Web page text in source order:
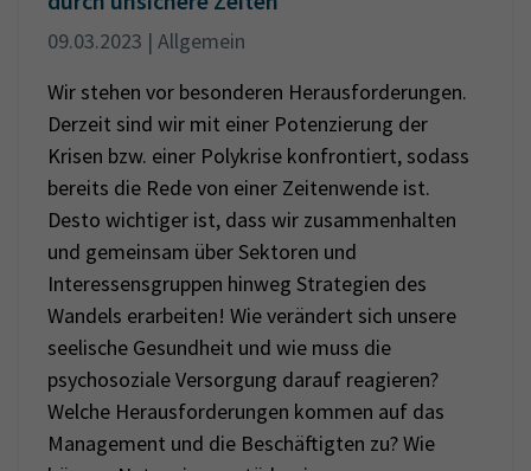
09.03.2023 | Allgemein
Wir stehen vor besonderen Herausforderungen.
Derzeit sind wir mit einer Potenzierung der
Krisen bzw. einer Polykrise konfrontiert, sodass
bereits die Rede von einer Zeitenwende ist.
Desto wichtiger ist, dass wir zusammenhalten
und gemeinsam über Sektoren und
Interessensgruppen hinweg Strategien des
Wandels erarbeiten! Wie verändert sich unsere
seelische Gesundheit und wie muss die
psychosoziale Versorgung darauf reagieren?
Welche Herausforderungen kommen auf das
Management und die Beschäftigten zu? Wie